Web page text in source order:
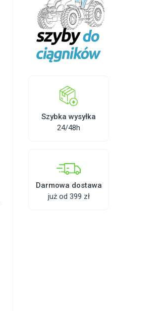
Szybka wysyłka
24/48h
Darmowa dostawa
już od 399 zł